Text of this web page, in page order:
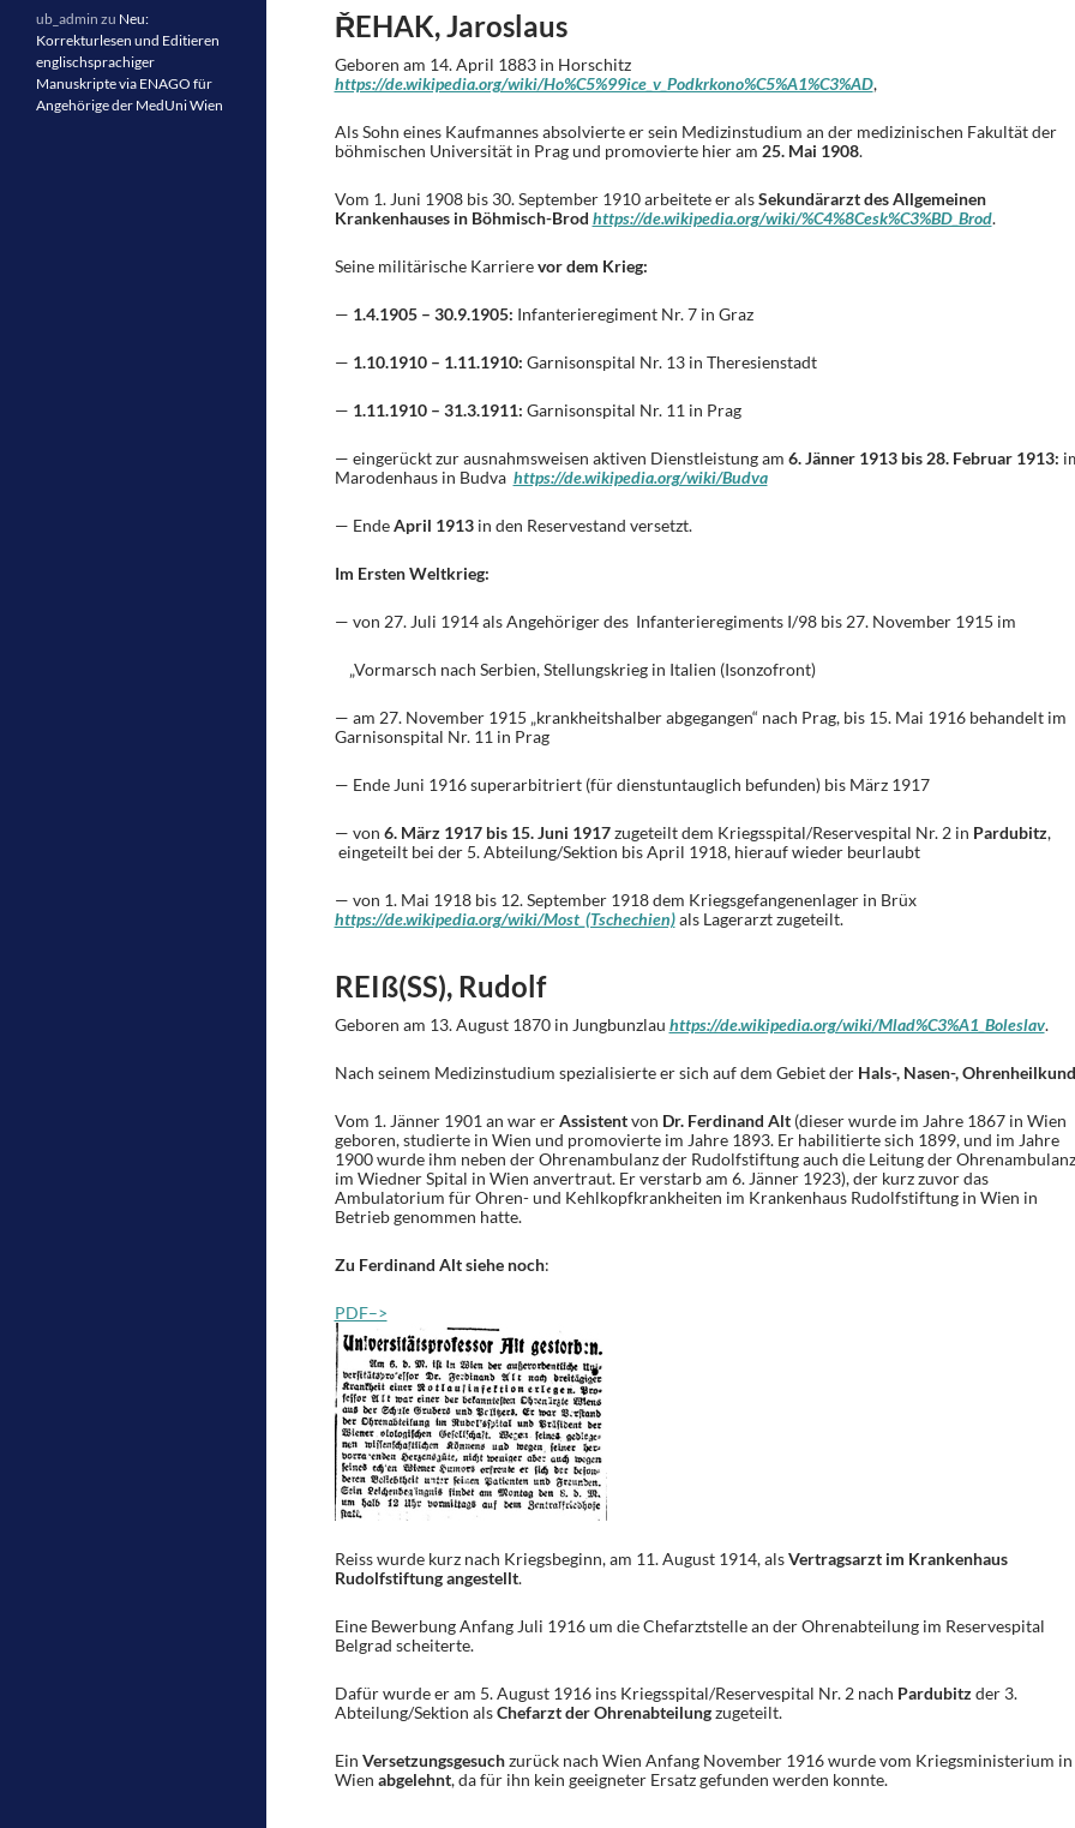
ŘEHAK, Jaroslaus
Geboren am 14. April 1883 in Horschitz
https://de.wikipedia.org/wiki/Ho%C5%99ice_v_Podkrkono%C5%A1%C3%AD,
Als Sohn eines Kaufmannes absolvierte er sein Medizinstudium an der medizinischen Fakultät der
böhmischen Universität in Prag und promovierte hier am 25. Mai 1908.
Vom 1. Juni 1908 bis 30. September 1910 arbeitete er alsSekundärarzt des Allgemeinen
Krankenhauses in Böhmisch-Brod https://de.wikipedia.org/wiki/%C4%8Cesk%C3%BD_Brod.
Seine militärische Karrierevor dem Krieg:
— 1.4.1905 – 30.9.1905: Infanterieregiment Nr. 7 in Graz
— 1.10.1910 – 1.11.1910: Garnisonspital Nr. 13 in Theresienstadt
— 1.11.1910 – 31.3.1911: Garnisonspital Nr. 11 in Prag
— eingerückt zur ausnahmsweisen aktiven Dienstleistung am 6. Jänner 1913 bis 28. Februar 1913:
Marodenhaus in Budva https://de.wikipedia.org/wiki/Budva
— EndeApril 1913in den Reservestand versetzt.
Im Ersten Weltkrieg:
— von 27. Juli 1914 als Angehöriger des Infanterieregiments I/98 bis 27. November 1915 im
„Vormarsch nach Serbien, Stellungskrieg in Italien (Isonzofront)
— am 27. November 1915 „krankheitshalber abgegangen“ nach Prag, bis 15. Mai 1916 behandelt im
Garnisonspital Nr. 11 in Prag
— Ende Juni 1916 superarbitriert (für dienstuntauglich befunden) bis März 1917
— von 6. März 1917 bis 15. Juni 1917zugeteilt dem Kriegsspital/Reservespital Nr. 2 in Pardubitz,
eingeteilt bei der 5. Abteilung/Sektion bis April 1918, hierauf wieder beurlaubt
— von 1. Mai 1918 bis 12. September 1918 dem Kriegsgefangenenlager in Brüx
https://de.wikipedia.org/wiki/Most_(Tschechien)als Lagerarzt zugeteilt.
REIß(SS), Rudolf
Geboren am 13. August 1870 in Jungbunzlau https://de.wikipedia.org/wiki/Mlad%C3%A1_Boleslav.
Nach seinem Medizinstudium spezialisierte er sich auf dem Gebiet der Hals-, Nasen-,
Vom 1. Jänner 1901 an war erAssistentvon Dr. Ferdinand Alt(dieser wurde im Jahre 1867 in Wien
geboren, studierte in Wien und promovierte im Jahre 1893. Er habilitierte sich 1899, und im Jahre
1900 wurde ihm neben der Ohrenambulanz der Rudolfstiftung auch die Leitung der Ohrenambulanz
im Wiedner Spital in Wien anvertraut. Er verstarb am 6. Jänner 1923), der kurz zuvor das
Ambulatorium für Ohren- und Kehlkopfkrankheiten im Krankenhaus Rudolfstiftung in Wien in
Betrieb genommen hatte.
Zu Ferdinand Alt siehe noch:
PDF–>
Reiss wurde kurz nach Kriegsbeginn, am 11. August 1914, alsVertragsarzt im Krankenhaus
Rudolfstiftung angestellt.
Eine Bewerbung Anfang Juli 1916 um die Chefarztstelle an der Ohrenabteilung im Reservespital
Belgrad scheiterte.
Dafür wurde er am 5. August 1916 ins Kriegsspital/Reservespital Nr. 2 nach Pardubitzder 3.
Abteilung/Sektion alsChefarzt der Ohrenabteilungzugeteilt.
Ein Versetzungsgesuchzurück nach Wien Anfang November 1916 wurde vom Kriegsministerium in
Wien abgelehnt, da für ihn kein geeigneter Ersatz gefunden werden konnte.
ub_admin zu Neu:
Korrekturlesen und Editieren
englischsprachiger
Manuskripte via ENAGO für
Angehörige der MedUni Wien